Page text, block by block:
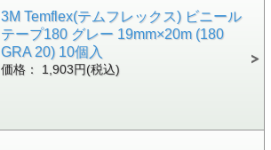
3M Temflex(テムフレックス) ビニール
テープ180 グレー 19mm×20m (180
GRA 20) 10個入
価格： 1,903円(税込)